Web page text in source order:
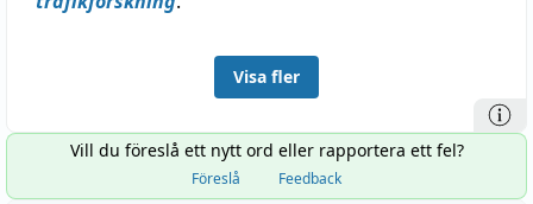
Visa fler
Vill du föreslå ett nytt ord eller rapportera ett fel?
Föreslå Feedback